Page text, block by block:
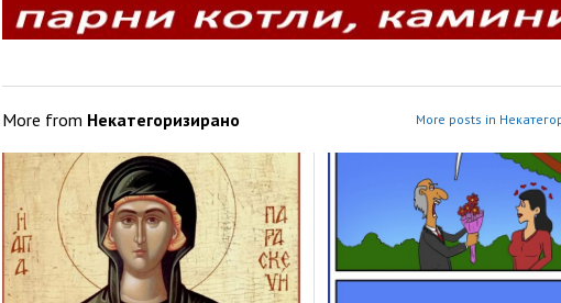
More from Некатегоризирано More posts in